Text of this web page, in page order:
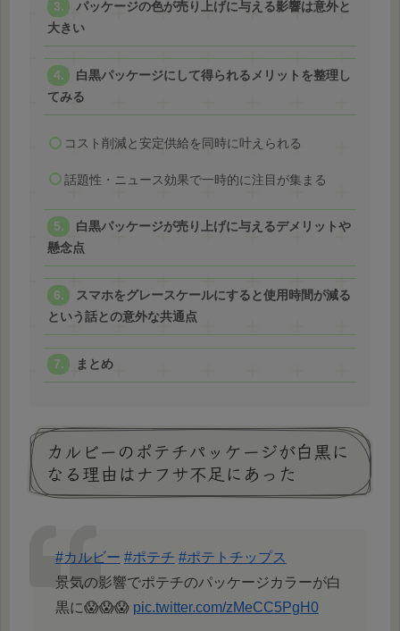
パッケージの色が売り上げに与える影響は意外と
大きい
白黒パッケージにして得られるメリットを整理し
てみる
コスト削減と安定供給を同時に叶えられる
話題性・ニュース効果で一時的に注目が集まる
白黒パッケージが売り上げに与えるデメリットや
懸念点
スマホをグレースケールにすると使用時間が減る
という話との意外な共通点
まとめ
カルビーのポテチパッケージが白黒に
なる理由はナフサ不足にあった
#カルビー #ポテチ #ポテトチップス
景気の影響でポテチのパッケージカラーが白
黒に😱😱😱 pic.twitter.com/zMeCC5PgH0